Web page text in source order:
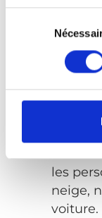
consentement
solaire
doute
les
neige,
voiture.